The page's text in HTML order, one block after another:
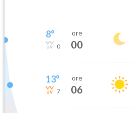
8°
0
ore
00
13°
7
ore
06